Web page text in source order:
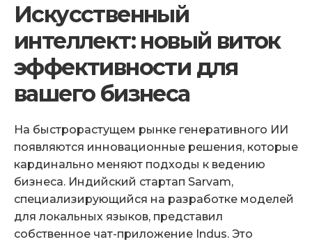
Искусственный
интеллект: новый виток
эффективности для
вашего бизнеса
На быстрорастущем рынке генеративного ИИ
появляются инновационные решения, которые
кардинально меняют подходы к ведению
бизнеса. Индийский стартап Sarvam,
специализирующийся на разработке моделей
для локальных языков, представил
собственное чат-приложение Indus. Это